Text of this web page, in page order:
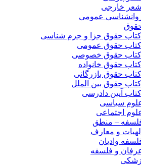
شعر خارجی
عمومی
کتاب حقوق جزا و جرم شناسی
کتاب حقوق عمومی
کتاب حقوق خصوصی
کتاب حقوق خانواده
کتاب حقوق بازرگانی
کتاب حقوق بین الملل
کتاب آیین دادرسی
سیاسی
اجتماعی
– منطق
و معارف
وادیان
و فلسفه